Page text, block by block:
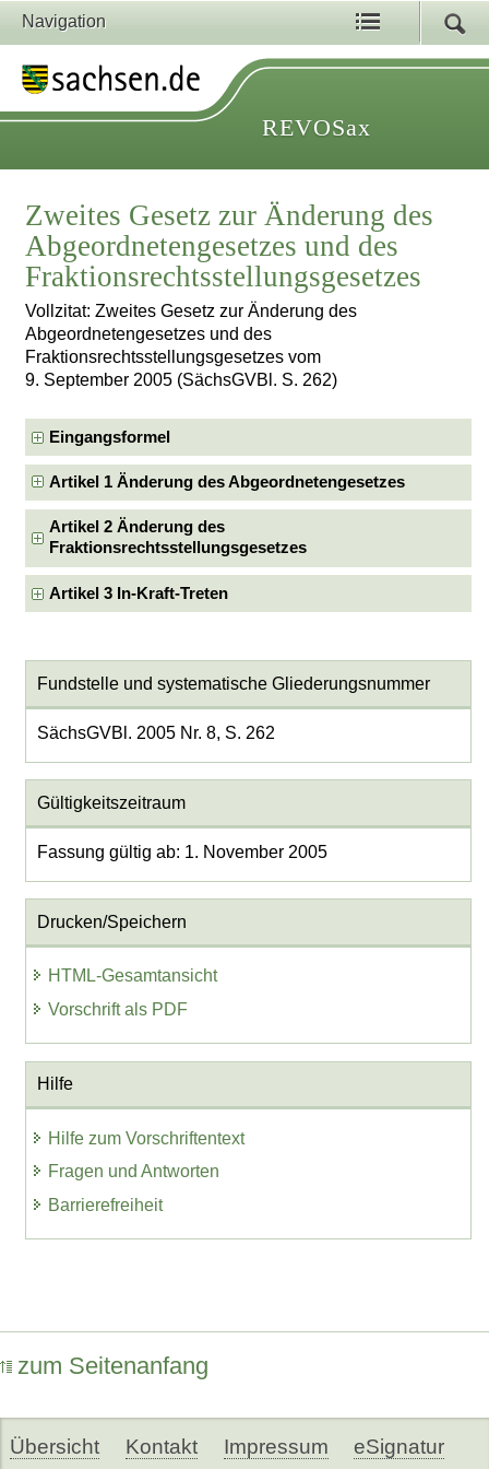
Navigation
REVOSax
Zweites Gesetz zur Änderung des
Abgeordnetengesetzes und des
Fraktionsrechtsstellungsgesetzes
Vollzitat: Zweites Gesetz zur Änderung des
Abgeordnetengesetzes und des
Fraktionsrechtsstellungsgesetzes vom
9. September 2005 (SächsGVBl. S. 262)
Eingangsformel
Artikel 1 Änderung des Abgeordnetengesetzes
Artikel 2 Änderung des
Fraktionsrechtsstellungsgesetzes
Artikel 3 In-Kraft-Treten
Fundstelle und systematische Gliederungsnummer
SächsGVBl. 2005 Nr. 8, S. 262
Gültigkeitszeitraum
Fassung gültig ab: 1. November 2005
Drucken/Speichern
HTML-Gesamtansicht
Vorschrift als PDF
Hilfe
Hilfe zum Vorschriftentext
Fragen und Antworten
Barrierefreiheit
zum Seitenanfang
Übersicht Kontakt Impressum eSignatur